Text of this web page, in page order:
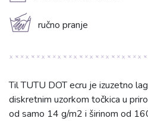
c ručno pranje
Til TUTU DOT ecru je izuzetno
diskretnim uzorkom točkica u
od samo 14 g/m2 i širinom od